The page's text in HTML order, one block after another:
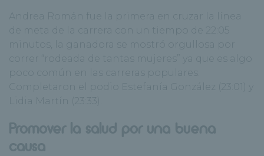
Andrea Román fue la primera en cruzar la línea
de meta de la carrera con un tiempo de 22:05
minutos, la ganadora se mostró orgullosa por
correr “rodeada de tantas mujeres” ya que es algo
poco común en las carreras populares.
Completaron el podio Estefanía González (23:01) y
Lidia Martín (23:33).
Promover la salud por una buena
causa